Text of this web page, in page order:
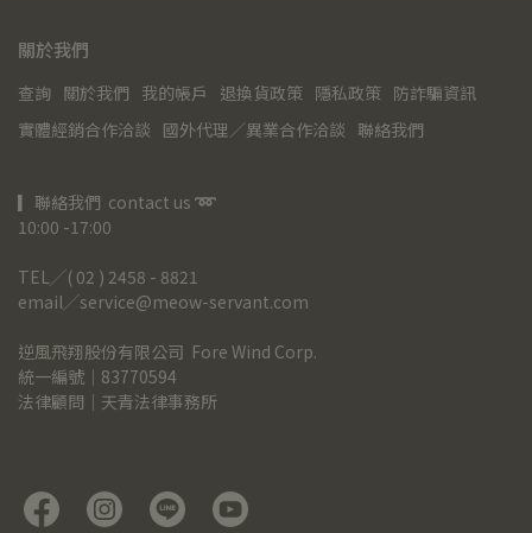
關於我們
查詢 關於我們 我的帳戶 退換貨政策 隱私政策 防詐騙資訊
實體經銷合作洽談 國外代理／異業合作洽談 聯絡我們
▎聯絡我們  contact us ➿
10:00 -17:00
TEL╱( 02 ) 2458 - 8821
email╱service@meow-servant.com
逆風飛翔股份有限公司  Fore Wind Corp.
統一編號｜83770594
法律顧問｜天青法律事務所